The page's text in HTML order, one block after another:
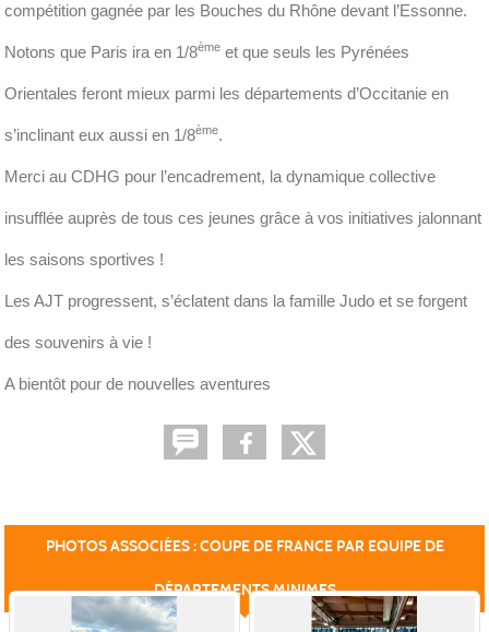
compétition gagnée par les Bouches du Rhône devant l’Essonne.
Notons que Paris ira en 1/8ème et que seuls les Pyrénées
Orientales feront mieux parmi les départements d’Occitanie en
s’inclinant eux aussi en 1/8ème.
Merci au CDHG pour l’encadrement, la dynamique collective
insufflée auprès de tous ces jeunes grâce à vos initiatives jalonnant
les saisons sportives !
Les AJT progressent, s’éclatent dans la famille Judo et se forgent
des souvenirs à vie !
A bientôt pour de nouvelles aventures
PHOTOS ASSOCIÉES : COUPE DE FRANCE PAR EQUIPE DE
DÉPARTEMENTS MINIMES